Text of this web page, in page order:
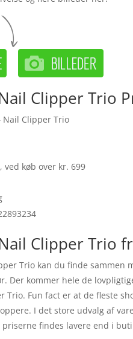
Clipper Trio
Nail Clipper Trio
ved køb over kr. 699
Clipper Trio
Trio kan du finde
Der kommer hele de
Trio. Fun fact er at de fleste
I det store udvalg af
priserne findes lavere end i